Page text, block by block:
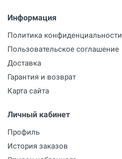
Информация
Политика конфиденциальности
Пользовательское соглашение
Доставка
Гарантия и возврат
Карта сайта
Личный кабинет
Профиль
История заказов